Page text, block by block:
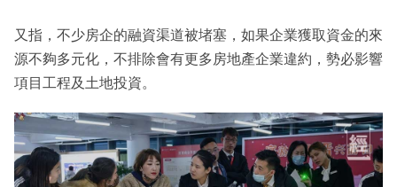
又指，不少房企的融資渠道被堵塞，如果企業獲取資金的來
源不夠多元化，不排除會有更多房地產企業違約，勢必影響
項目工程及土地投資。